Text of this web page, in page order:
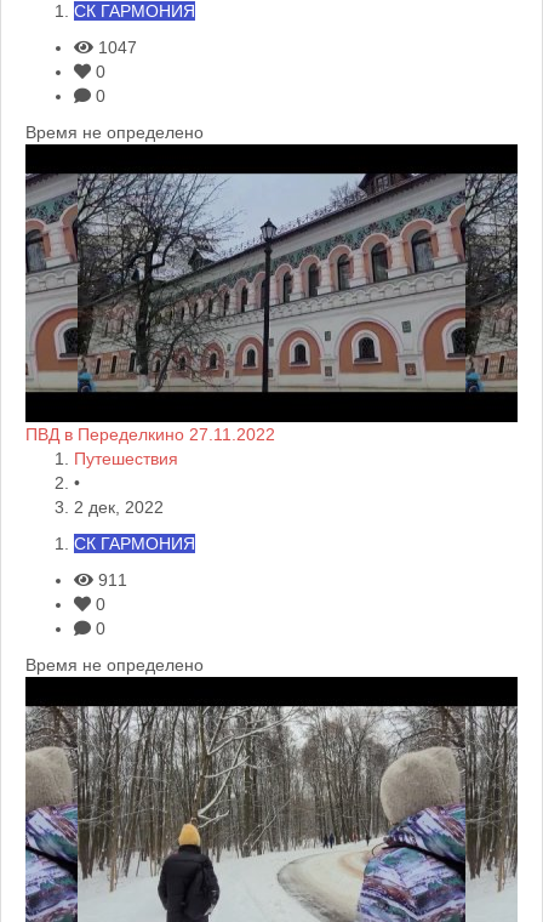
СК ГАРМОНИЯ
1047
0
0
Время не определено
ПВД в Переделкино 27.11.2022
Путешествия
•
2 дек, 2022
СК ГАРМОНИЯ
911
0
0
Время не определено